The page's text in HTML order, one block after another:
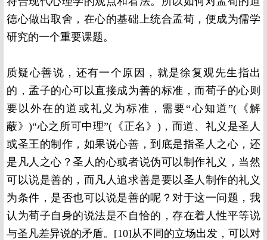
德心做出取舍，在心的基础上统合孟荀，便成为儒学
研究的一个重要课题。
质疑心善说，还有一个原因，就是徐复观先生指出
的，孟子的心可以直接成为善的标准，而荀子的心则
要以外在的道或礼义为标准，需要“心知道”(《解
蔽》)“心之所可中理”(《正名》)，而道、礼义是圣人
或圣王的制作，如果说心善，到底是指圣人之心，还
是凡人之心？圣人的心或者说伪可以制作礼义，当然
可以说是善的，而凡人追求善是要以圣人制作的礼义
为条件，是否也可以说是善的呢？对于这一问题，我
认为荀子自身的说法是不自恰的，存在着人性平等说
与圣凡差异说的矛盾。[10]从不同的立场出发，可以对